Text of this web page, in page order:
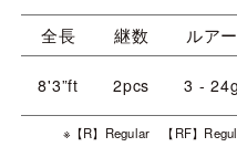
全長 継数 ルアー
8'3”ft 2pcs 3 - 24g
※【R】Regular 【RF】